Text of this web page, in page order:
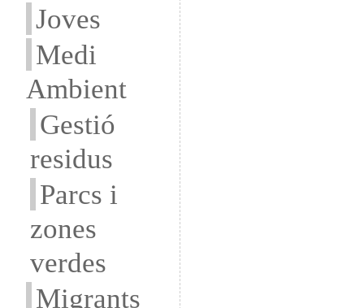
Joves
Medi
Ambient
Gestió
residus
Parcs i
zones
verdes
Migrants